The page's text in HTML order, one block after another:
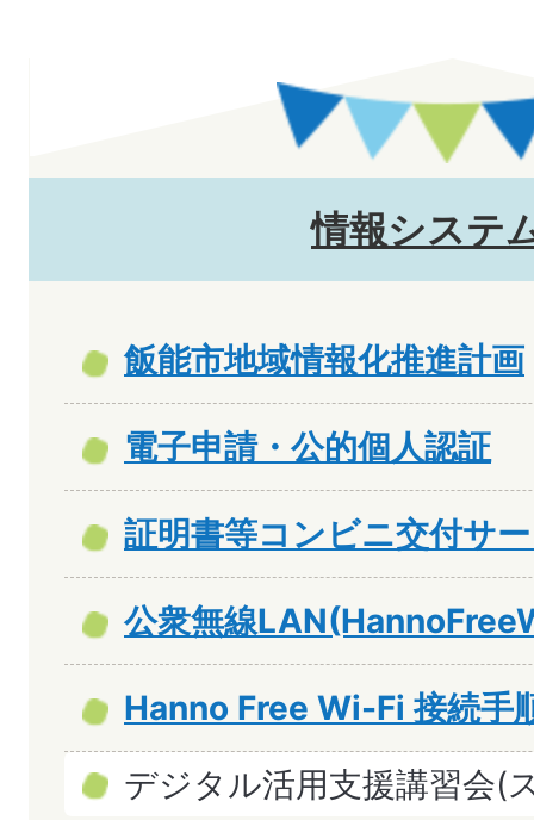
情報システ
飯能市地域情報化推進計画
電子申請・公的個人認証
証明書等コンビニ交付サ
公衆無線
Hanno Free Wi-Fi 接続手
デジタル活用支援講習会(